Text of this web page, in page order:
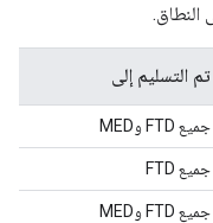
النطاق.
تم التسليم إلى
جميع FTD وMED
جميع FTD
جميع FTD وMED